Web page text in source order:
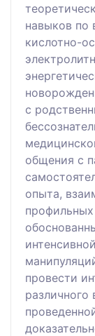
навыков по
кислотно-
с
общения с
опыта,
провести
различного